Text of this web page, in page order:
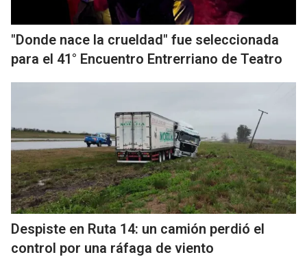
"Donde nace la crueldad" fue seleccionada
para el 41° Encuentro Entrerriano de Teatro
Despiste en Ruta 14: un camión perdió el
control por una ráfaga de viento